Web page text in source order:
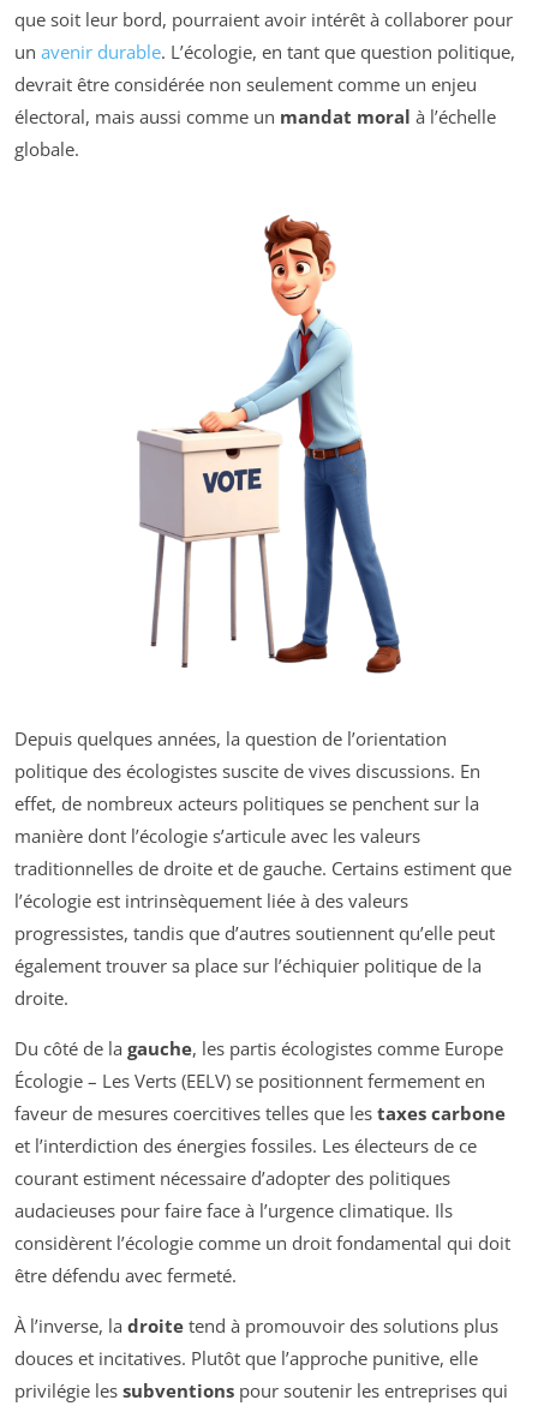
que soit leur bord, pourraient avoir intérêt à collaborer pour
un avenir durable. L’écologie, en tant que question politique,
devrait être considérée non seulement comme un enjeu
électoral, mais aussi comme un mandat moral à l’échelle
globale.
Depuis quelques années, la question de l’orientation
politique des écologistes suscite de vives discussions. En
effet, de nombreux acteurs politiques se penchent sur la
manière dont l’écologie s’articule avec les valeurs
traditionnelles de droite et de gauche. Certains estiment que
l’écologie est intrinsèquement liée à des valeurs
progressistes, tandis que d’autres soutiennent qu’elle peut
également trouver sa place sur l’échiquier politique de la
droite.
Du côté de la gauche, les partis écologistes comme Europe
Écologie – Les Verts (EELV) se positionnent fermement en
faveur de mesures coercitives telles que les taxes carbone
et l’interdiction des énergies fossiles. Les électeurs de ce
courant estiment nécessaire d’adopter des politiques
audacieuses pour faire face à l’urgence climatique. Ils
considèrent l’écologie comme un droit fondamental qui doit
être défendu avec fermeté.
À l’inverse, la droite tend à promouvoir des solutions plus
douces et incitatives. Plutôt que l’approche punitive, elle
privilégie les subventions pour soutenir les entreprises qui